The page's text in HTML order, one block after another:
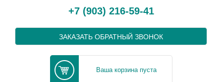
+7 (903) 216-59-41
ЗАКАЗАТЬ ОБРАТНЫЙ ЗВОНОК
Ваша корзина пуста